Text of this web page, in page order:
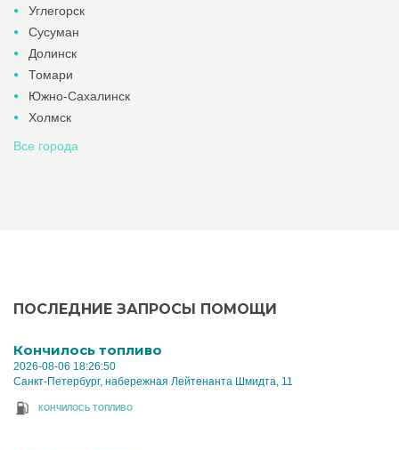
Углегорск
Сусуман
Долинск
Томари
Южно-Сахалинск
Холмск
Все города
ПОСЛЕДНИЕ ЗАПРОСЫ ПОМОЩИ
Кончилось топливо
2026-08-06 18:26:50
Санкт-Петербург, набережная Лейтенанта Шмидта, 11
КОНЧИЛОСЬ ТОПЛИВО